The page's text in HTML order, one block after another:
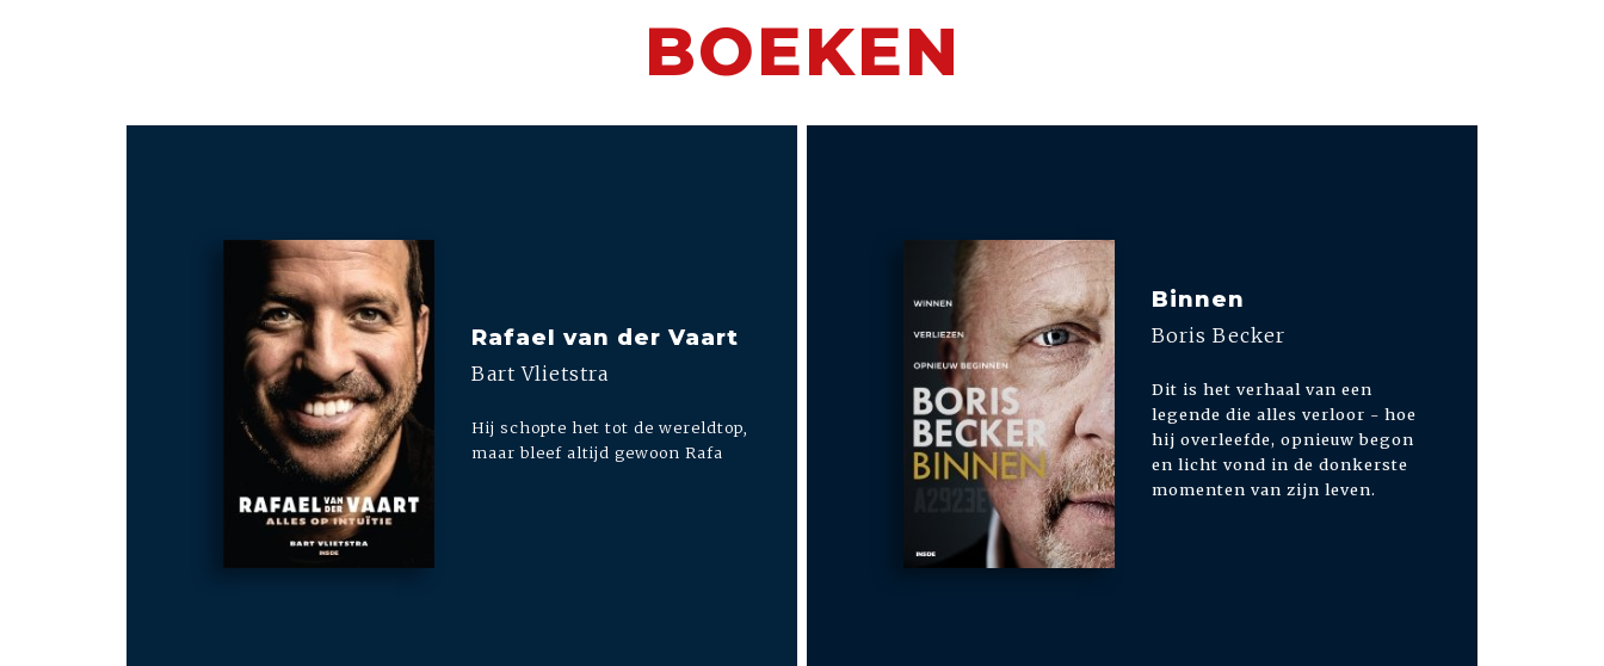
BOEKEN
Rafael van der Vaart
Bart Vlietstra
Hij schopte het tot de wereldtop,
maar bleef altijd gewoon Rafa
Binnen
Boris Becker
Dit is het verhaal van een
legende die alles verloor - hoe
hij overleefde, opnieuw begon
en licht vond in de donkerste
momenten van zijn leven.